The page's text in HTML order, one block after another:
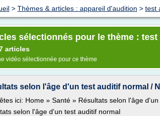
> Thèmes & articles : appareil d'audition > test
sélectionnés pour le thème : test
articles
vidéo sélectionnée pour ce thème
selon l'âge d'un test auditif normal /
ici: Home » Santé » Résultats selon l'âge
selon l'âge d'un test auditif normal